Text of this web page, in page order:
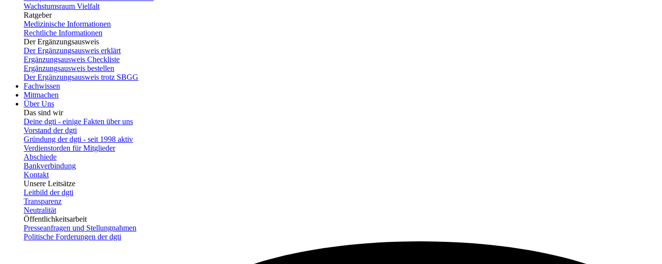
Wachstumsraum Vielfalt
Ratgeber
Medizinische Informationen
Rechtliche Informationen
Der Ergänzungsausweis
Der Ergänzungsausweis erklärt
Ergänzungsausweis Checkliste
Ergänzungsausweis bestellen
Der Ergänzungsausweis trotz SBGG
Fachwissen
Mitmachen
Über Uns
Das sind wir
Deine dgti - einige Fakten über uns
Vorstand der dgti
Gründung der dgti - seit 1998 aktiv
Verdienstorden für Mitglieder
Abschiede
Bankverbindung
Kontakt
Unsere Leitsätze
Leitbild der dgti
Transparenz
Neutralität
Öffentlichkeitsarbeit
Presseanfragen und Stellungnahmen
Politische Forderungen der dgti